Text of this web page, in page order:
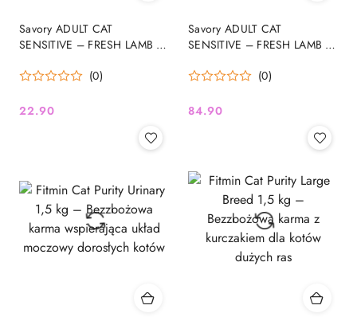
Savory ADULT CAT
SENSITIVE – FRESH LAMB &
kota z jagnięcina i indykiem
(0)
Cena:
22.90
Savory ADULT CAT
SENSITIVE – FRESH LAMB &
kota z jagnięcina i indykiem 2
(0)
Cena:
84.90